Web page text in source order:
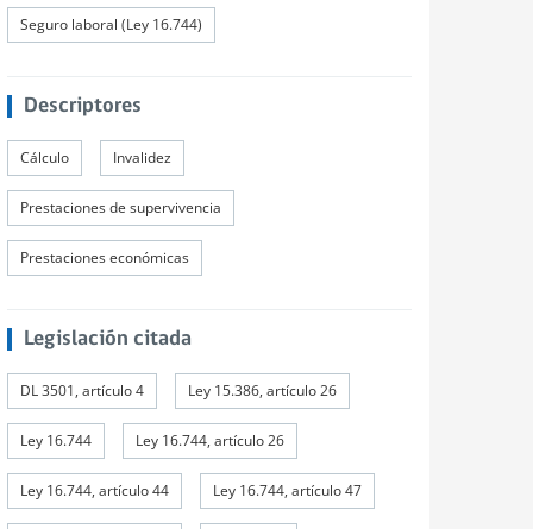
Seguro laboral (Ley 16.744)
Descriptores
Cálculo Invalidez
Prestaciones de supervivencia
Prestaciones económicas
Legislación citada
DL 3501, artículo 4 Ley 15.386, artículo 26
Ley 16.744 Ley 16.744, artículo 26
Ley 16.744, artículo 44 Ley 16.744, artículo 47